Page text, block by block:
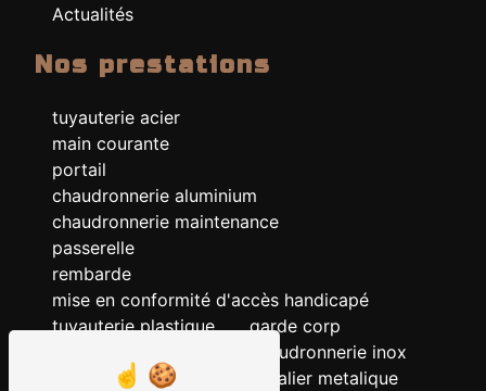
Actualités
Nos prestations
tuyauterie acier
main courante
portail
chaudronnerie aluminium
chaudronnerie maintenance
passerelle
rembarde
mise en conformité d'accès handicapé
tuyauterie plastique
chaudronnerie
garde corp
chaudronnerie inox
escalier metalique